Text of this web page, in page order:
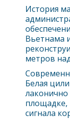
История
Вьетнама
метров
Белая
лаконично
площадке,
сигнала